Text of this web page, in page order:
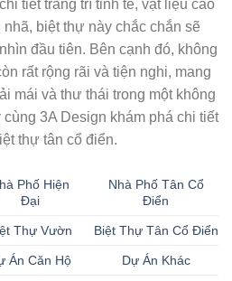
tiết trang trí tinh tế, vật liệu cao
biệt thự này chắc chắn sẽ
đầu tiên. Bên cạnh đó, không
rất rộng rãi và tiện nghi, mang
mái và thư thái trong một không
3A Design khám phá chi tiết
thự tân cổ điển.
Phố Hiện
Đại
Nhà Phố Tân Cổ
Điển
Thự Vườn Biệt Thự Tân Cổ Điển
Án Căn Hộ Dự Án Khác